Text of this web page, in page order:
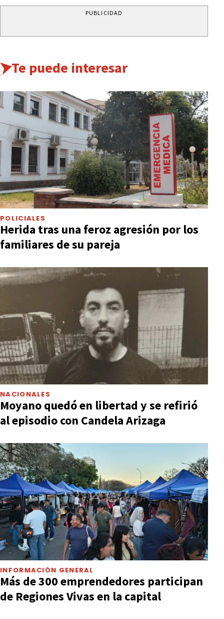
PUBLICIDAD
Te puede interesar
POLICIALES
Herida tras una feroz agresión por los
familiares de su pareja
NACIONALES
Moyano quedó en libertad y se refirió
al episodio con Candela Arizaga
INFORMACIÓN GENERAL
Más de 300 emprendedores participan
de Regiones Vivas en la capital